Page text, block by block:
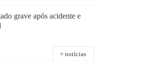
grave após acidente e
+ notícias